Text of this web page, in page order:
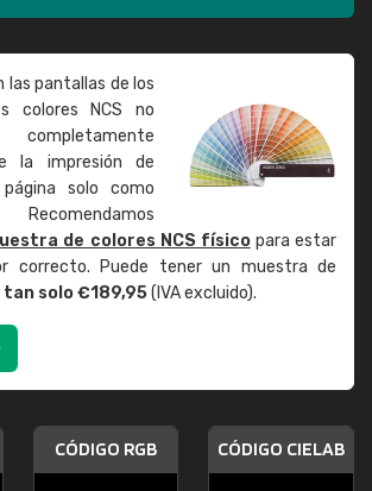
las pantallas de los
colores NCS no
la impresión de
solo como
de colores NCS físicopara estar
correcto. Puede tener un muestra de
tan solo €189,95(IVA excluido).
CÓDIGO RGB CÓDIGO CIELAB